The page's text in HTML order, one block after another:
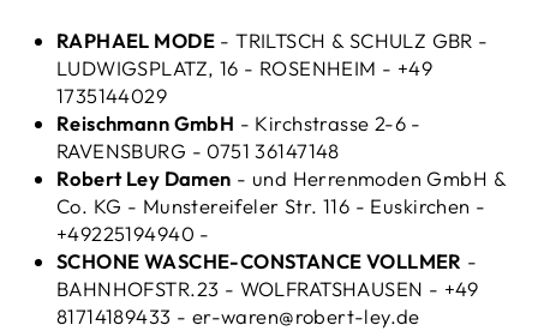
RAPHAEL MODE- TRILTSCH & SCHULZ GBR -
LUDWIGSPLATZ, 16 - ROSENHEIM - +49
1735144029
Reischmann GmbH - Kirchstrasse 2-6 -
RAVENSBURG - 0751 36147148
Robert Ley Damen - und Herrenmoden GmbH &
Co. KG - Munstereifeler Str. 116 - Euskirchen -
+49225194940 -
SCHONE WASCHE-CONSTANCE VOLLMER -
BAHNHOFSTR.23 - WOLFRATSHAUSEN - +49
81714189433 - er-waren@robert-ley.de